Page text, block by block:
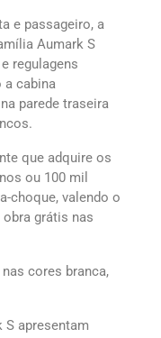
e passageiro, a
Aumark S
regulagens
a cabina
parede traseira
que adquire os
ou 100 mil
choque, valendo o
grátis nas
cores branca,
apresentam